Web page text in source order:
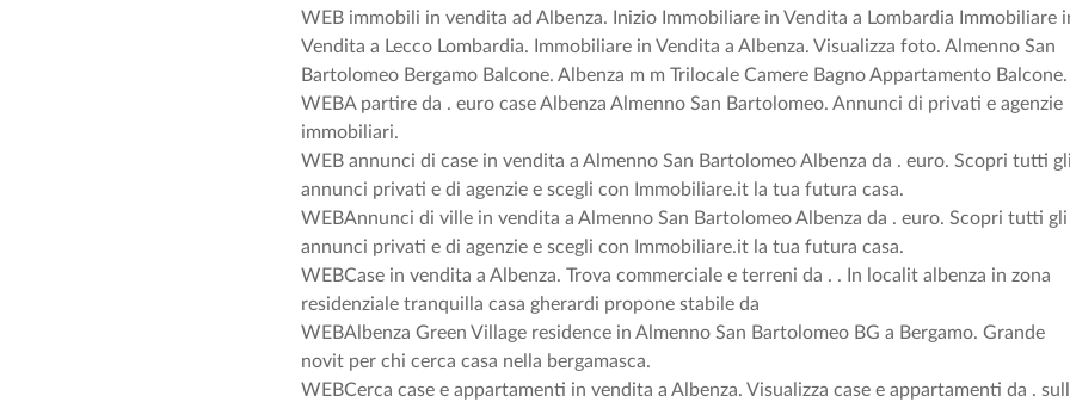
WEB immobili in vendita ad Albenza. Inizio Immobiliare in Vendita a Lombardia Immobiliare
Vendita a Lecco Lombardia. Immobiliare in Vendita a Albenza. Visualizza foto. Almenno San
Bartolomeo Bergamo Balcone. Albenza m m Trilocale Camere Bagno Appartamento Balcone.
WEBA partire da . euro case Albenza Almenno San Bartolomeo. Annunci di privati e agenzie
immobiliari.
WEB annunci di case in vendita a Almenno San Bartolomeo Albenza da . euro. Scopri tutti
annunci privati e di agenzie e scegli con Immobiliare.it la tua futura casa.
WEBAnnunci di ville in vendita a Almenno San Bartolomeo Albenza da . euro. Scopri tutti gli
annunci privati e di agenzie e scegli con Immobiliare.it la tua futura casa.
WEBCase in vendita a Albenza. Trova commerciale e terreni da . . In localit albenza in zona
residenziale tranquilla casa gherardi propone stabile da
WEBAlbenza Green Village residence in Almenno San Bartolomeo BG a Bergamo. Grande
novit per chi cerca casa nella bergamasca.
WEBCerca case e appartamenti in vendita a Albenza. Visualizza case e appartamenti da .